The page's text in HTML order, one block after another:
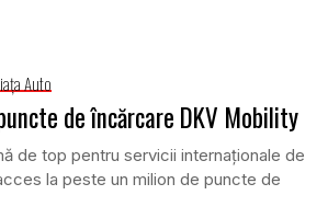
Auto
de încărcare DKV Mobility
de top pentru servicii internaționale de
la peste un milion de puncte de